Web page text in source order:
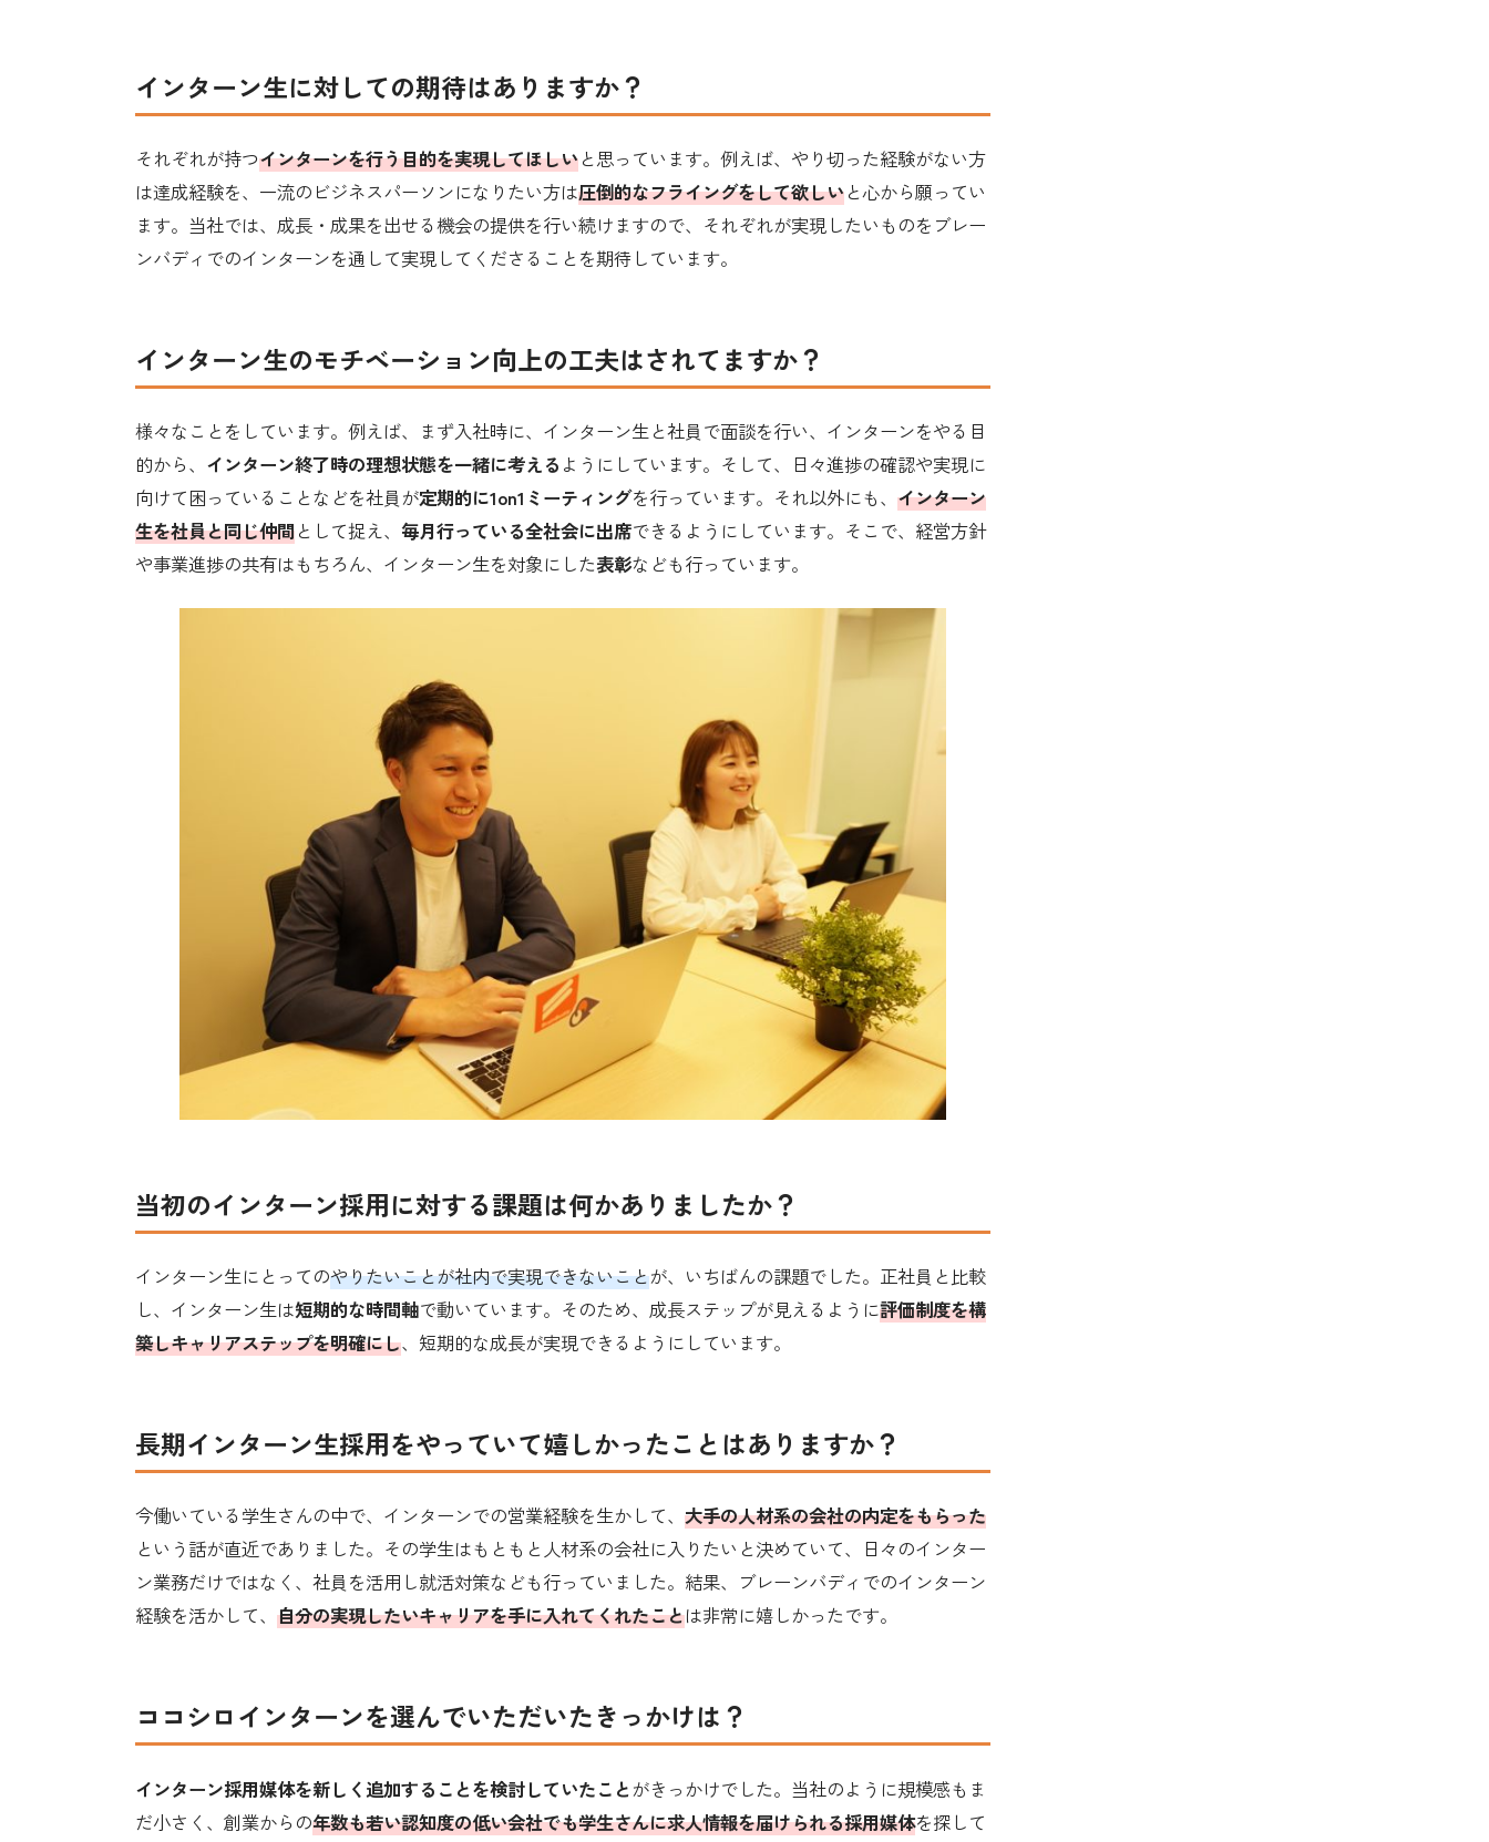
インターン生に対しての期待はありますか？
それぞれが持つインターンを行う目的を実現してほしいと思っています。例えば、やり切った経験がない方
は達成経験を、一流のビジネスパーソンになりたい方は圧倒的なフライングをして欲しいと心から願ってい
ます。当社では、成長・成果を出せる機会の提供を行い続けますので、それぞれが実現したいものをブレー
ンバディでのインターンを通して実現してくださることを期待しています。
インターン生のモチベーション向上の工夫はされてますか？
様々なことをしています。例えば、まず入社時に、インターン生と社員で面談を行い、インターンをやる目
的から、 インターン終了時の理想状態を一緒に考える ようにしています。そして、日々進捗の確認や実現に
向けて困っていることなどを社員が定期的に1on1ミーティングを行っています。それ以外にも、 インターン
生を社員と同じ仲間として捉え、 毎月行っている全社会に出席できるようにしています。そこで、経営方針
や事業進捗の共有はもちろん、インターン生を対象にした表彰なども行っています。
当初のインターン採用に対する課題は何かありましたか？
インターン生にとってのやりたいことが社内で実現できないことが、いちばんの課題でした。正社員と比較
し、インターン生は短期的な時間軸で動いています。そのため、成長ステップが見えるように評価制度を構
築しキャリアステップを明確にし、短期的な成長が実現できるようにしています。
長期インターン生採用をやっていて嬉しかったことはありますか？
今働いている学生さんの中で、インターンでの営業経験を生かして、 大手の人材系の会社の内定をもらった
という話が直近でありました。その学生はもともと人材系の会社に入りたいと決めていて、日々のインター
ン業務だけではなく、社員を活用し就活対策なども行っていました。結果、ブレーンバディでのインターン
経験を活かして、 自分の実現したいキャリアを手に入れてくれたことは非常に嬉しかったです。
ココシロインターンを選んでいただいたきっかけは？
インターン採用媒体を新しく追加することを検討していたことがきっかけでした。当社のように規模感もま
だ小さく、創業からの年数も若い認知度の低い会社でも学生さんに求人情報を届けられる採用媒体を探して